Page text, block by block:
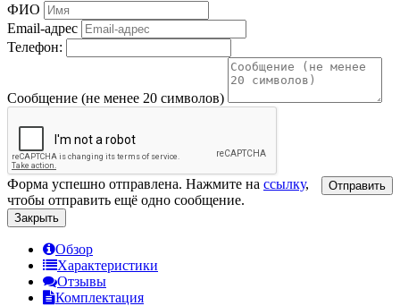
ФИО
Email-адрес
Телефон:
Сообщение (не менее 20 символов)
Отправить
Форма успешно отправлена. Нажмите на ссылку,
чтобы отправить ещё одно сообщение.
Закрыть
Обзор
Характеристики
Отзывы
Комплектация